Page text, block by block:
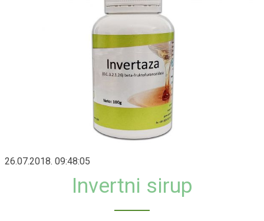
26.07.2018. 09:48:05
Invertni sirup